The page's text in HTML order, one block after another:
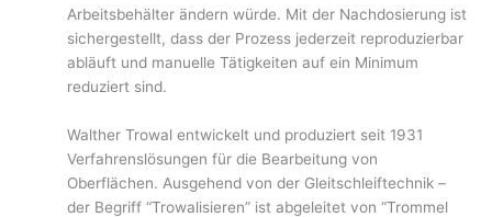
Arbeitsbehälter ändern würde. Mit der Nachdosierung ist
sichergestellt, dass der Prozess jederzeit reproduzierbar
abläuft und manuelle Tätigkeiten auf ein Minimum
reduziert sind.
Walther Trowal entwickelt und produziert seit 1931
Verfahrenslösungen für die Bearbeitung von
Oberflächen. Ausgehend von der Gleitschleiftechnik –
der Begriff “Trowalisieren” ist abgeleitet von “Trommel